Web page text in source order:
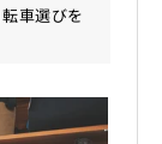
車選びを